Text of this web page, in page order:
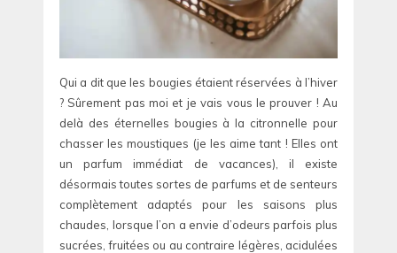
Qui a dit que les bougies étaient réservées à l’hiver
? Sûrement pas moi et je vais vous le prouver ! Au
delà des éternelles bougies à la citronnelle pour
chasser les moustiques (je les aime tant ! Elles ont
un parfum immédiat de vacances), il existe
désormais toutes sortes de parfums et de senteurs
complètement adaptés pour les saisons plus
chaudes, lorsque l’on a envie d’odeurs parfois plus
sucrées, fruitées ou au contraire légères, acidulées